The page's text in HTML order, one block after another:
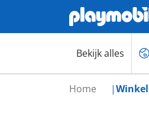
Bekijk alles
Home Winkel